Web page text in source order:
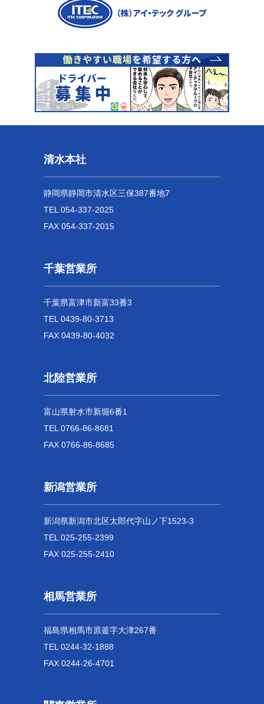
清水本社
静岡県静岡市清水区三保387番地7
TEL 054-337-2025
FAX 054-337-2015
千葉営業所
千葉県富津市新富33番3
TEL 0439-80-3713
FAX 0439-80-4032
北陸営業所
富山県射水市新堀6番1
TEL 0766-86-8681
FAX 0766-86-8685
新潟営業所
新潟県新潟市北区太郎代字山ノ下1523-3
TEL 025-255-2399
FAX 025-255-2410
相馬営業所
福島県相馬市原釜字大津267番
TEL 0244-32-1888
FAX 0244-26-4701